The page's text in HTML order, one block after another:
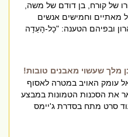
של קורח, בן דודם של משה,
מאתיים וחמישים אנשים
ובפיהם הטענה: "כָל-הָעֵדָה
מלך שעשוי מאבנים טובות!
עומק האויב במטרה לאסוף
את הסכנות הטמונות במבצע
סרט מתח בסדרת ג'יימס